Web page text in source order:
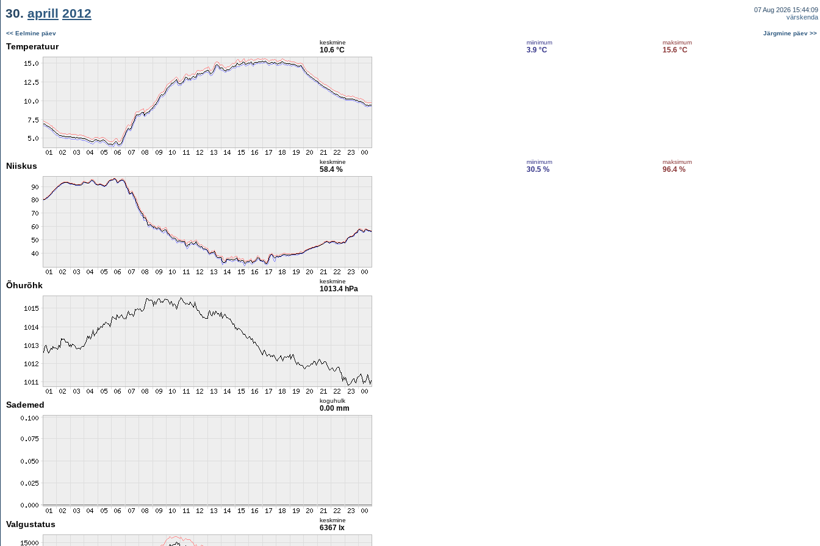
30. aprill 2012
07 Aug 2026 15:44:09
värskenda
<< Eelmine päev Järgmine päev >>
Temperatuur keskmine
10.6 °C
miinimum
3.9 °C
maksimum
15.6 °C
Niiskus keskmine
58.4 %
miinimum
30.5 %
maksimum
96.4 %
Õhurõhk keskmine
1013.4 hPa
Sademed koguhulk
0.00 mm
Valgustatus keskmine
6367 lx